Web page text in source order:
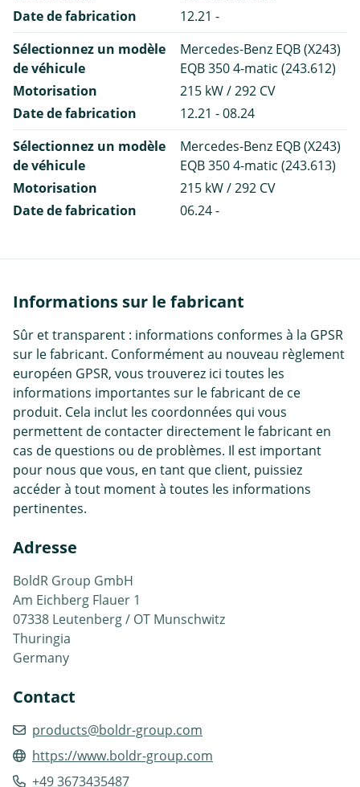
Date de fabrication
12.21 -
Sélectionnez un modèle
de véhicule
Mercedes-Benz EQB (X243)
EQB 350 4-matic (243.612)
Motorisation
215 kW / 292 CV
Date de fabrication
12.21 - 08.24
Sélectionnez un modèle
de véhicule
Mercedes-Benz EQB (X243)
EQB 350 4-matic (243.613)
Motorisation
215 kW / 292 CV
Date de fabrication
06.24 -
Informations sur le fabricant
Sûr et transparent : informations conformes à la GPSR
sur le fabricant. Conformément au nouveau règlement
européen GPSR, vous trouverez ici toutes les
informations importantes sur le fabricant de ce
produit. Cela inclut les coordonnées qui vous
permettent de contacter directement le fabricant en
cas de questions ou de problèmes. Il est important
pour nous que vous, en tant que client, puissiez
accéder à tout moment à toutes les informations
pertinentes.
Adresse
BoldR Group GmbH
Am Eichberg Flauer 1
07338 Leutenberg / OT Munschwitz
Thuringia
Germany
Contact
products@boldr-group.com
https://www.boldr-group.com
+49 3673435487